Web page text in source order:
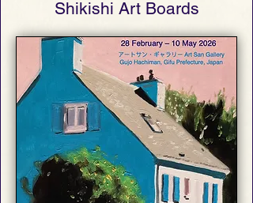
Shikishi Art Boards